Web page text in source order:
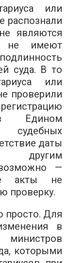
или
распознали
являются
не имеют
суда. В то
или
проверили
Едином
судебных
даты
другим
—
акты не
​​проверку.
просто. Для
в
которыми